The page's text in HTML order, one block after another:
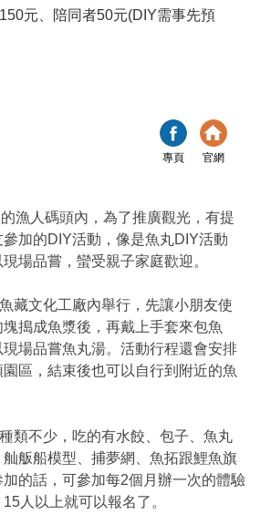
元、陪同者50元(DIY需事先預
專頁 官網
漁人碼頭內，為了推廣觀光，有提
加的DIY活動，像是魚丸DIY活動
場品嘗，蠻受親子家庭歡迎。
藏文化工廠內舉行，先讓小朋友使
搗成魚漿後，再戴上手套來包魚
場品嘗魚丸湯。活動行程還會安排
區，結束後也可以自行到附近的魚
類不少，吃的有水餃、包子、魚丸
舨船模型、捕夢網、魚拓跟鯉魚旗
的話，可參加每2個月辦一次的體驗
人以上就可以報名了。